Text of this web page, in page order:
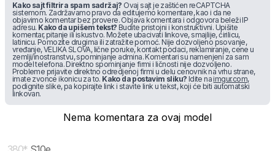
Kako sajt filtrira spam sadržaj? Ovaj sajt je zaštićen reCAPTCHA
sistemom. Zadržavamo pravo da editujemo komentare, kao i da ne
objavimo komentar bez provere. Objava komentara i odgovora beleži IP
adresu. Kako da upišem tekst? Budite pristojni i konstruktivni. Upišite
komentar, pitanje ili iskustvo. Možete ubacivati linkove, smajlije, ćirilicu,
latinicu. Pomozite drugima ili zatražite pomoć. Nije dozvoljeno psovanje,
vređanje, VELIKA SLOVA, lične poruke, kontakt podaci, reklamiranje, cene u
zemlji/inostranstvu, spominjanje admina. Komentari su namenjeni za sam
model telefona. Direktno spominjanje firmi i ličnosti nije dozvoljeno.
Probleme prijavite direktno odredjenoj firmi u delu cenovnik na vrhu strane,
imate zvonce ikonicu za to. Kako da postavim sliku? Idite na imgur.com,
podignite slike, pa kopirajte link i stavite link u tekst, koji će biti automatski
linkovan.
Nema komentara za ovaj model